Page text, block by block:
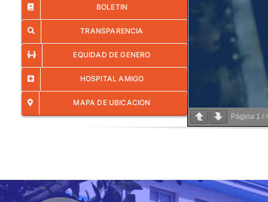
BOLETIN
TRANSPARENCIA
EQUIDAD DE GENERO
HOSPITAL AMIGO
MAPA DE UBICACION
Página 1 /